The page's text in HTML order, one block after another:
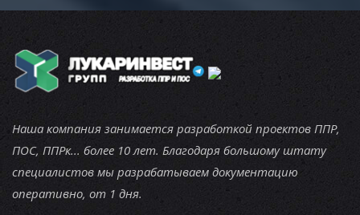
Наша компания занимается разработкой проектов ППР,
ПОС, ППРк... более 10 лет. Благодаря большому штату
специалистов мы разрабатываем документацию
оперативно, от 1 дня.